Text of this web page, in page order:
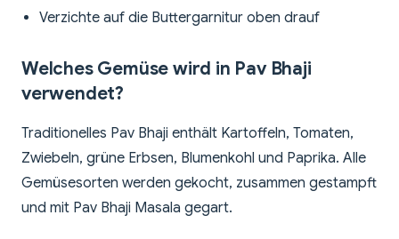
Verzichte auf die Buttergarnitur oben drauf
Welches Gemüse wird in Pav Bhaji
verwendet?
Traditionelles Pav Bhaji enthält Kartoffeln, Tomaten,
Zwiebeln, grüne Erbsen, Blumenkohl und Paprika. Alle
Gemüsesorten werden gekocht, zusammen gestampft
und mit Pav Bhaji Masala gegart.